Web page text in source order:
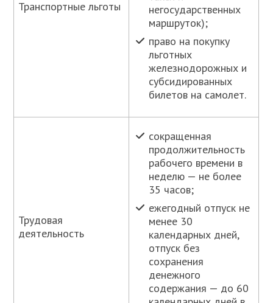
Транспортные льготы
негосударственных
маршруток);
право на покупку
льготных
железнодорожных и
субсидированных
билетов на самолет.
Трудовая
деятельность
сокращенная
продолжительность
рабочего времени в
неделю — не более
35 часов;
ежегодный отпуск не
менее 30
календарных дней,
отпуск без
сохранения
денежного
содержания — до 60